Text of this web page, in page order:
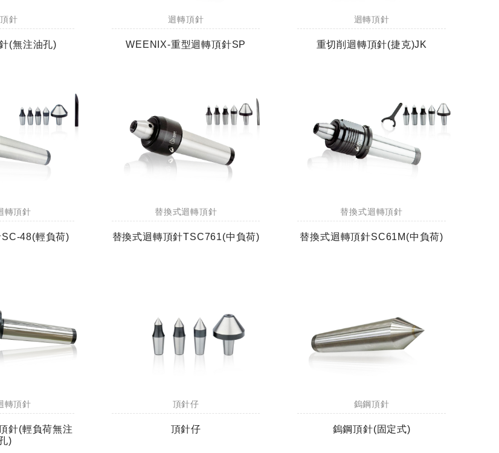
針
(無注油孔)
迴轉頂針
WEENIX-重型迴轉頂針SP
迴轉頂針
重切削迴轉頂針(捷克)JK
轉頂針
48(輕負荷)
替換式迴轉頂針
替換式迴轉頂針TSC761(中負荷)
替換式迴轉頂針
替換式迴轉頂針SC61M(中負荷)
轉頂針
針(輕負荷無注
)
頂針仔
頂針仔
鎢鋼頂針
鎢鋼頂針(固定式)